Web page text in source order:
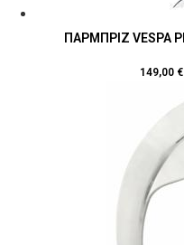
ΠΑΡΜΠΡΙΖ VESPA
149,00 €